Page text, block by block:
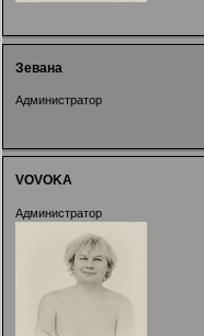
Зевана
Администратор
VOVOKA
Администратор